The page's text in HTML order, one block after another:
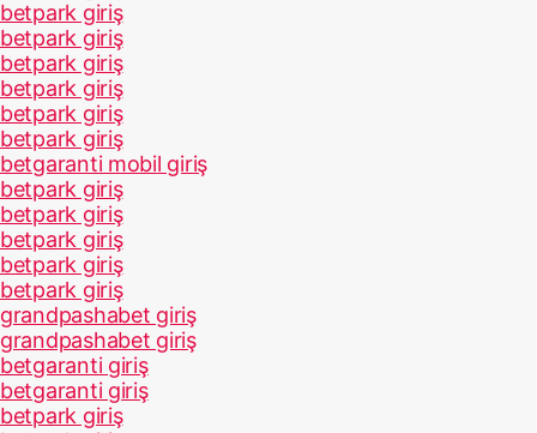
betpark giriş
betpark giriş
betpark giriş
betpark giriş
betpark giriş
betpark giriş
betgaranti mobil giriş
betpark giriş
betpark giriş
betpark giriş
betpark giriş
betpark giriş
grandpashabet giriş
grandpashabet giriş
betgaranti giriş
betgaranti giriş
betpark giriş